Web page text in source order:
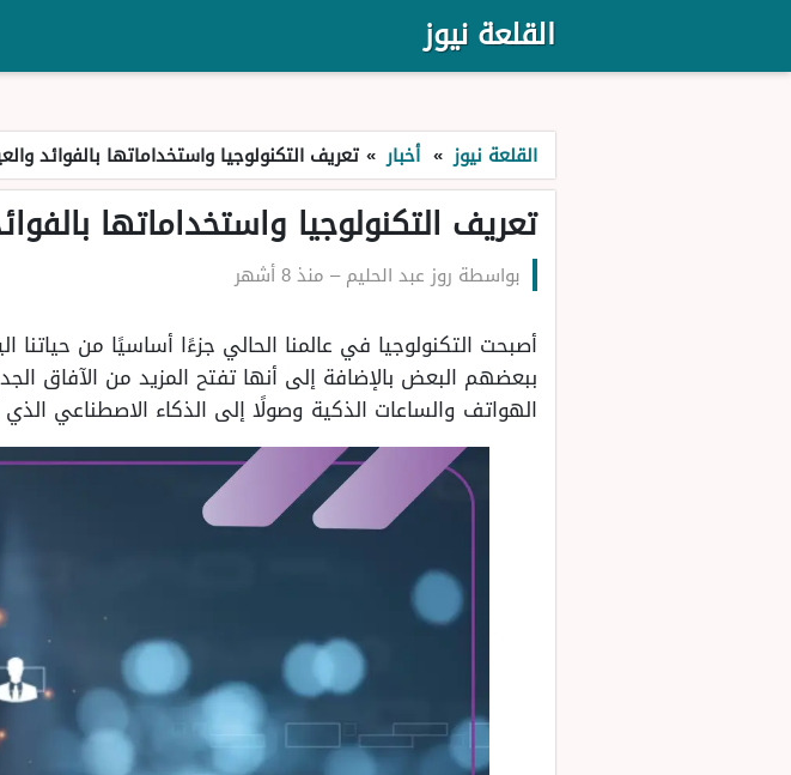
القلعة نيوز
القلعة نيوز » أخبار » تعريف التكنولوجيا واستخداماتها بالفوائد
تعريف التكنولوجيا واستخداماتها
بواسطة روز عبد الحليم– منذ 8 أشهر
أصبحت التكنولوجيا في عالمنا الحالي جزءًا أساسيًا من
ببعضهم البعض بالإضافة إلى أنها تفتح المزيد من الآفاق
الهواتف والساعات الذكية وصولًا إلى الذكاء الاصطناعي